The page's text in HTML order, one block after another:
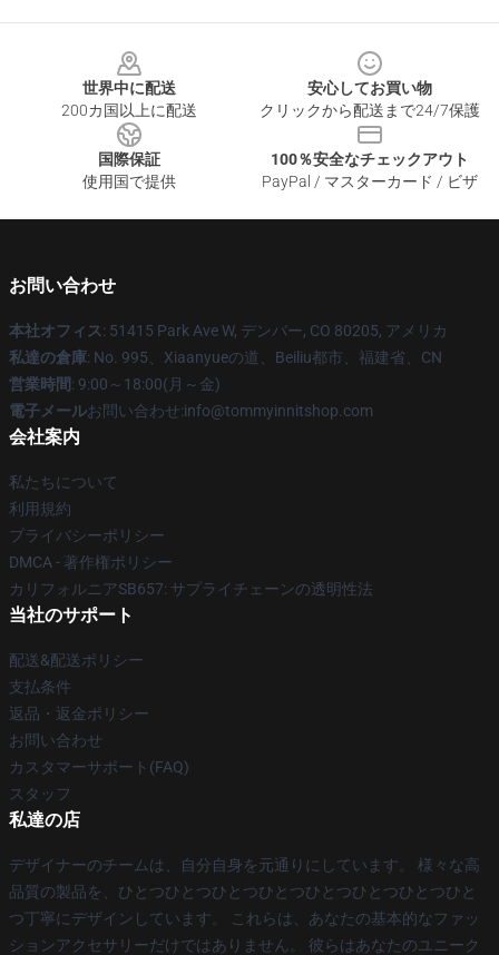
世界中に配送
200カ国以上に配送
安心してお買い物
クリックから配送まで24/7保護
国際保証
使用国で提供
100％安全なチェックアウト
PayPal / マスターカード / ビザ
お問い合わせ
本社オフィス: 51415 Park Ave W, デンバー, CO 80205, アメリカ
私達の倉庫: No. 995、Xiaanyueの道、Beiliu都市、福建省、CN
営業時間: 9:00～18:00(月～金)
電子メールお問い合わせ:info@tommyinnitshop.com
会社案内
私たちについて
利用規約
プライバシーポリシー
DMCA - 著作権ポリシー
カリフォルニアSB657: サプライチェーンの透明性法
当社のサポート
配送&配送ポリシー
支払条件
返品・返金ポリシー
お問い合わせ
カスタマーサポート(FAQ)
スタッフ
私達の店
デザイナーのチームは、自分自身を元通りにしています。 様々な高
品質の製品を、ひとつひとつひとつひとつひとつひとつひとつひと
つ丁寧にデザインしています。 これらは、あなたの基本的なファッ
ションアクセサリーだけではありません。 彼らはあなたのユニーク